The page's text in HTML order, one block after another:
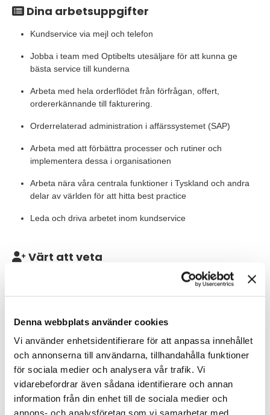
Denna webbplats använder cookies
Vi använder enhetsidentifierare för att anpassa innehållet
och annonserna till användarna, tillhandahålla funktioner
för sociala medier och analysera vår trafik. Vi
vidarebefordrar även sådana identifierare och annan
information från din enhet till de sociala medier och
annons- och analysföretag som vi samarbetar med.
Dina arbetsuppgifter
Kundservice via mejl och telefon
Jobba i team med Optibelts utesäljare för att kunna ge
bästa service till kunderna
Arbeta med hela orderflödet från förfrågan, offert,
ordererkännande till fakturering.
Orderrelaterad administration i affärssystemet (SAP)
Arbeta med att förbättra processer och rutiner och
implementera dessa i organisationen
Arbeta nära våra centrala funktioner i Tyskland och andra
delar av världen för att hitta best practice
Leda och driva arbetet inom kundservice
Värt att veta
Vi är 10 personer på Optibelt Skandinaviska AB varav 4 som
arbetar inom kundservice i Malmö. Din närmaste chef är Office
Våra förväntningar
Vi söker dig som har erfarenhet av kundservice (B2B) av
tekniska produkter. Du är van att arbeta med hela orderflödet.
Har du erfarenhet som ledare är det meriterande, men inget
krav. Du gillar att ha nära kontakt med dina kunder. Du kommer
att arbeta främst med kunder i Skandinavien, men har också